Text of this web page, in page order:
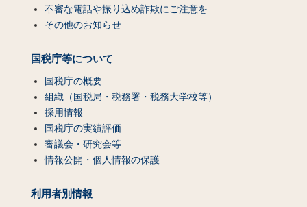
不審な電話や振り込め詐欺にご注意を
その他のお知らせ
国税庁等について
国税庁の概要
組織（国税局・税務署・税務大学校等）
採用情報
国税庁の実績評価
審議会・研究会等
情報公開・個人情報の保護
利用者別情報